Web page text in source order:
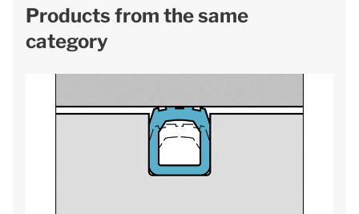
Products from the same
category